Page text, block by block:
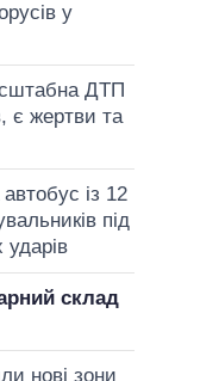
у
ДТП
є жертви та
із 12
під
ударів
склад
нові зони